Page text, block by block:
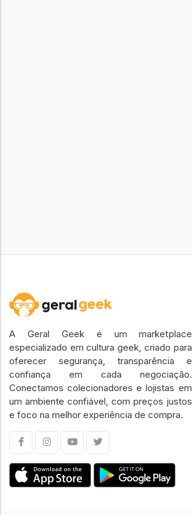
A Geral Geek é um marketplace
especializado em cultura geek, criado para
oferecer segurança, transparência e
confiança em cada negociação.
Conectamos colecionadores e lojistas em
um ambiente confiável, com preços justos
e foco na melhor experiência de compra.